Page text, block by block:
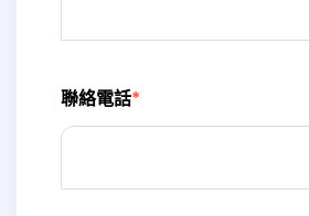
聯絡電話*